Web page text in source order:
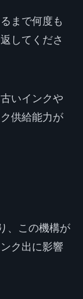
まで何度も
してくださ
いインクや
供給能力が
、この機構が
ク出に影響